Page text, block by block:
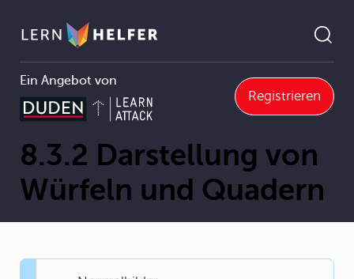
Ein Angebot von
Registrieren
Pfadnavigation
8.3 Würfel und Quader 8.3.2 Darstellung von Würfeln und Quadern
8.3.2 Darstellung von
Würfeln und Quadern